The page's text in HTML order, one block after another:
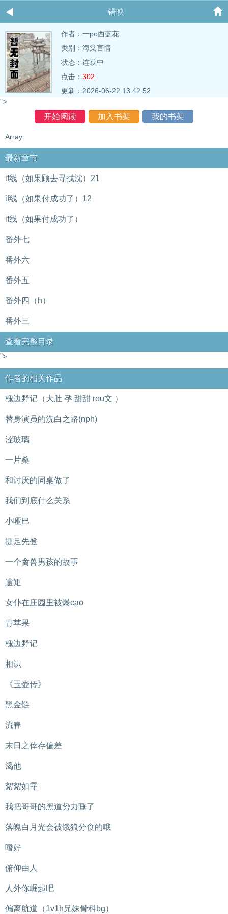
错映
作者： 一po西蓝花
类别：海棠言情
状态：连载中
点击： 302
更新：2026-06-22 13:42:52
">
开始阅读 加入书架 我的书架
Array
最新章节
if线（如果顾去寻找沈）21
if线（如果付成功了）12
if线（如果付成功了）
番外七
番外六
番外五
番外四（h）
番外三
查看完整目录
">
作者的相关作品
槐边野记（大肚 孕 甜甜 rou文 ）
替身演员的洗白之路(nph)
涩玻璃
一片桑
和讨厌的同桌做了
我们到底什么关系
小哑巴
捷足先登
一个禽兽男孩的故事
逾矩
女仆在庄园里被爆cao
青苹果
槐边野记
相识
《玉壶传》
黑金链
流春
末日之倖存偏差
渴他
絮絮如霏
我把哥哥的黑道势力睡了
落魄白月光会被饿狼分食的哦
嗜好
俯仰由人
人外你崛起吧
偏离航道（1v1h兄妹骨科bg）